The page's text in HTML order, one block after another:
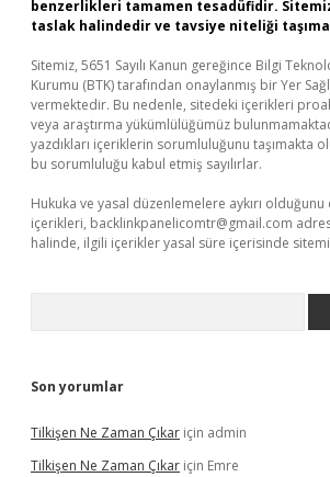
benzerlikleri tamamen tesadüfidir.
taslak halindedir ve tavsiye niteliği
Sitemiz, 5651 Sayılı Kanun gereğince Bilgi
Kurumu (BTK) tarafından onaylanmış bir Yer
vermektedir. Bu nedenle, sitedeki içerikleri
veya araştırma yükümlülüğümüz
yazdıkları içeriklerin sorumluluğunu taşımakta
bu sorumluluğu kabul etmiş sayılırlar.
Hukuka ve yasal düzenlemelere aykırı
içerikleri, backlinkpanelicomtr@gmail.com
halinde, ilgili içerikler yasal süre içerisinde
Son yorumlar
Tilkişen Ne Zaman Çıkar için admin
Tilkişen Ne Zaman Çıkar için Emre